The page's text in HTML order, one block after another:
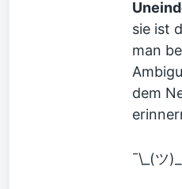
sie ist
man
dem
¯\_(ツ